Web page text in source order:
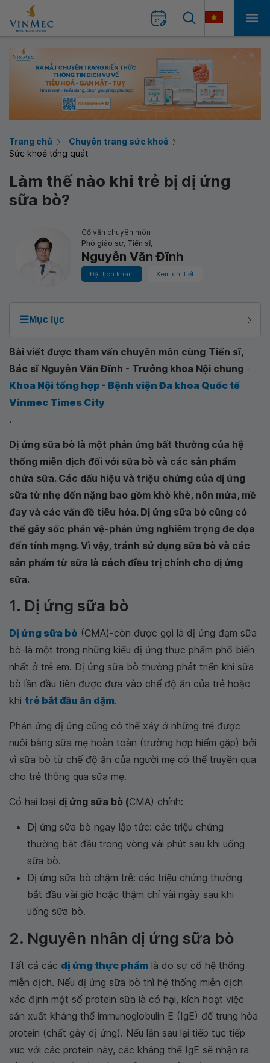
Trang chủ
Chuyên trang sức khoẻ
Sức khoẻ tổng quát
Làm thế nào khi trẻ bị dị ứng
sữa bò?
Cố vấn chuyên môn
Phó giáo sư, Tiến sĩ,
Nguyễn Văn Đĩnh
Đặt lịch khám Xem chi tiết
☰Mục lục
Bài viết được tham vấn chuyên môn cùng Tiến sĩ,
Bác sĩ Nguyễn Văn Đĩnh - Trưởng khoa Nội chung -
Khoa Nội tổng hợp - Bệnh viện Đa khoa Quốc tế
Vinmec Times City
.
Dị ứng sữa bò là một phản ứng bất thường của hệ
thống miễn dịch đối với sữa bò và các sản phẩm
chứa sữa. Các dấu hiệu và triệu chứng của dị ứng
sữa từ nhẹ đến nặng bao gồm khò khè, nôn mửa, mề
đay và các vấn đề tiêu hóa. Dị ứng sữa bò cũng có
thể gây sốc phản vệ-phản ứng nghiêm trọng đe dọa
đến tính mạng. Vì vậy, tránh sử dụng sữa bò và các
sản phẩm từ sữa là cách điều trị chính cho dị ứng
sữa.
1. Dị ứng sữa bò
Dị ứng sữa bò (CMA)-còn được gọi là dị ứng đạm sữa
bò-là một trong những kiểu dị ứng thực phẩm phổ biến
nhất ở trẻ em. Dị ứng sữa bò thường phát triển khi sữa
bò lần đầu tiên được đưa vào chế độ ăn của trẻ hoặc
khi trẻ bắt đầu ăn dặm.
Phản ứng dị ứng cũng có thể xảy ở những trẻ được
nuôi bằng sữa mẹ hoàn toàn (trường hợp hiếm gặp) bởi
vì sữa bò từ chế độ ăn của người mẹ có thể truyền qua
cho trẻ thông qua sữa mẹ.
Có hai loại dị ứng sữa bò (CMA) chính:
Dị ứng sữa bò ngay lập tức: các triệu chứng
thường bắt đầu trong vòng vài phút sau khi uống
sữa bò.
Dị ứng sữa bò chậm trễ: các triệu chứng thường
bắt đầu vài giờ hoặc thậm chí vài ngày sau khi
uống sữa bò.
2. Nguyên nhân dị ứng sữa bò
Tất cả các dị ứng thực phẩm là do sự cố hệ thống
miễn dịch. Nếu dị ứng sữa bò thì hệ thống miễn dịch
xác định một số protein sữa là có hại, kích hoạt việc
sản xuất kháng thể immunoglobulin E (IgE) để trung hòa
protein (chất gây dị ứng). Nếu lần sau lại tiếp tục tiếp
xúc với các protein này, các kháng thể IgE sẽ nhận ra